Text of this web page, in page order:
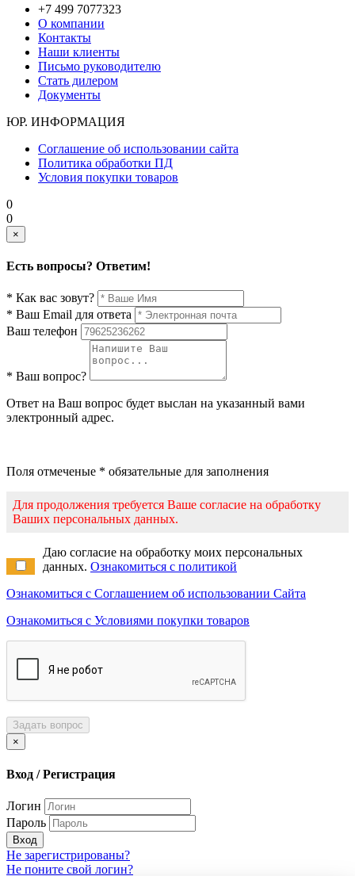
+7 499 7077323
О компании
Контакты
Наши клиенты
Письмо руководителю
Стать дилером
Документы
ЮР. ИНФОРМАЦИЯ
Соглашение об использовании сайта
Политика обработки ПД
Условия покупки товаров
0
0
×
Есть вопросы? Ответим!
* Как вас зовут?
* Ваш Email для ответа
Ваш телефон
* Ваш вопрос?
Ответ на Ваш вопрос будет выслан на указанный вами
электронный адрес.
Поля отмеченые * обязательные для заполнения
Для продолжения требуется Ваше согласие на обработку
Ваших персональных данных.
Даю согласие на обработку моих персональных
данных. Ознакомиться с политикой
Ознакомиться с Соглашением об использовании Сайта
Ознакомиться с Условиями покупки товаров
Задать вопрос
×
Вход / Регистрация
Логин
Пароль
Вход
Не зарегистрированы?
Не поните свой логин?